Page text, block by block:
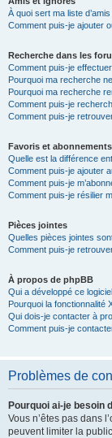
À quoi sert ma liste
Comment puis-je ajouter
Recherche dans les
Comment puis-je
Pourquoi ma recherche
Pourquoi ma recherche
Comment puis-je
Comment puis-je
Favoris et abonnements
Quelle est la différence
Comment puis-je ajouter
Comment puis-je
Comment puis-je résilier
Pièces jointes
Quelles pièces jointes
Comment puis-je
À propos de phpBB
Qui a développé ce
Pourquoi la fonctionnalité
Qui dois-je contacter à
Comment puis-je
Problèmes de
Pourquoi ai-je besoin
Vous n’êtes pas dans
peuvent limiter la